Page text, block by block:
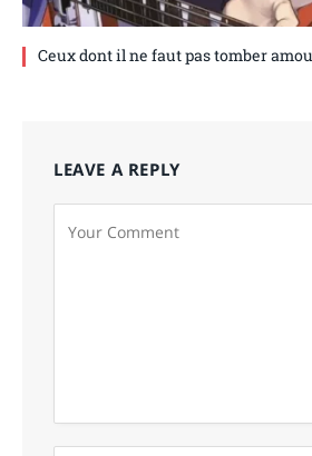
Ceux dont il ne faut pas tomber
LEAVE A REPLY